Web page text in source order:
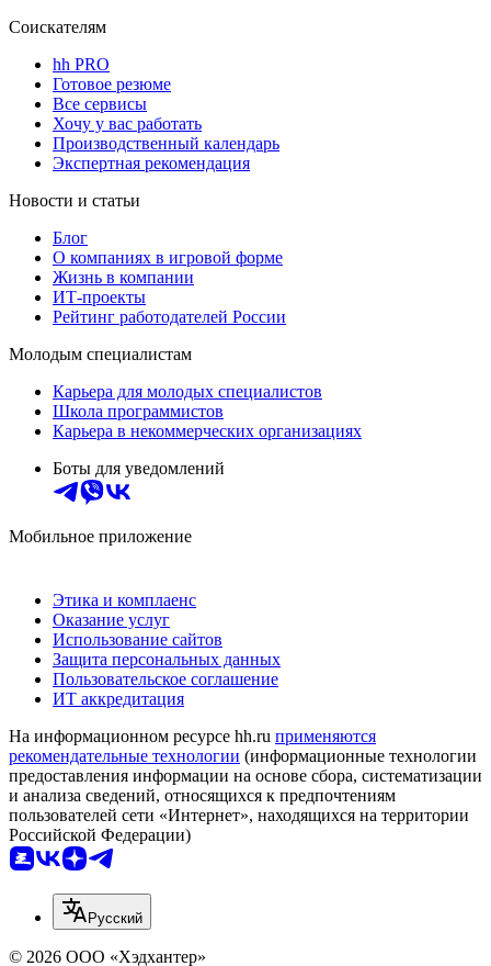
Соискателям
hh PRO
Готовое резюме
Все сервисы
Хочу у вас работать
Производственный календарь
Экспертная рекомендация
Новости и статьи
Блог
О компаниях в игровой форме
Жизнь в компании
ИТ-проекты
Рейтинг работодателей России
Молодым специалистам
Карьера для молодых специалистов
Школа программистов
Карьера в некоммерческих организациях
Боты для уведомлений
Мобильное приложение
Этика и комплаенс
Оказание услуг
Использование сайтов
Защита персональных данных
Пользовательское соглашение
ИТ аккредитация
На информационном ресурсе hh.ru применяются
рекомендательные технологии (информационные технологии
предоставления информации на основе сбора, систематизации
и анализа сведений, относящихся к предпочтениям
пользователей сети «Интернет», находящихся на территории
Российской Федерации)
Русский
© 2026 ООО «Хэдхантер»